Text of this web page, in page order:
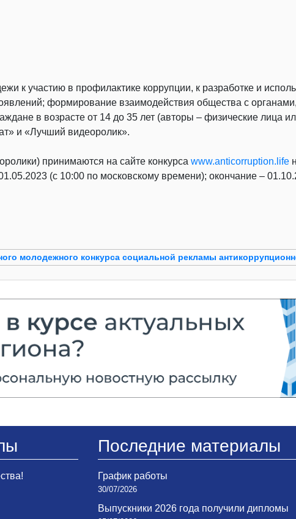
к участию в профилактике коррупции, к разработке и
формирование взаимодействия общества с
в возрасте от 14 до 35 лет (авторы – физические лица
и «Лучший видеоролик».
принимаются на сайте конкурса www.anticorruption.life
(с 10:00 по московскому времени); окончание –
молодежного конкурса социальной рекламы
Последние материалы
График работы
30/07/2026
Выпускники 2026 года получили дипломы